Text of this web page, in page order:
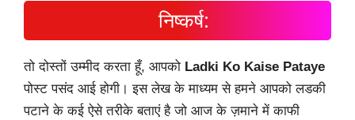
निष्कर्ष:
तो दोस्तों उम्मीद करता हूँ, आपको Ladki Ko Kaise Pataye
पोस्ट पसंद आई होगी। इस लेख के माध्यम से हमने आपको लडकी
पटाने के कई ऐसे तरीके बताएं है जो आज के ज़माने में काफी